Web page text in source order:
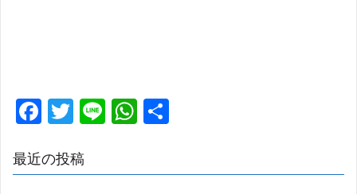
F
e
T
itt
Li W
最近の投稿